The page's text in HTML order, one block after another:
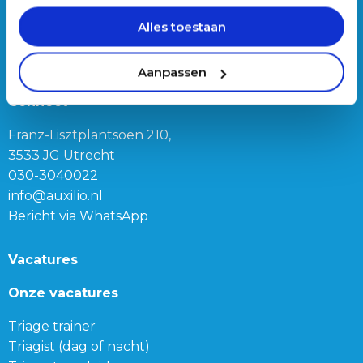
Alles toestaan
Aanpassen
Over ons
Ons team
Blog
Connect
Franz-Lisztplantsoen 210,
3533 JG Utrecht
030-3040022
info@auxilio.nl
Bericht via WhatsApp
Vacatures
Onze vacatures
Triage trainer
Triagist (dag of nacht)